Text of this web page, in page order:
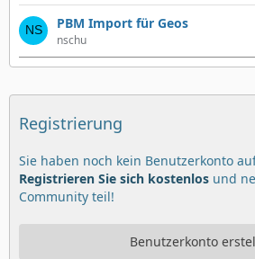
PBM Import für Geos
nschu
Registrierung
Sie haben noch kein Benutzerkonto
Registrieren Sie sich kostenlos und
Community teil!
Benutzerkonto